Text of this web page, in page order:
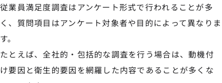
従業員満足度調査はアンケート形式で行われることが多
く、質問項目はアンケート対象者や目的によって異なりま
す。
たとえば、全社的・包括的な調査を行う場合は、動機付
け要因と衛生的要因を網羅した内容であることが多くな